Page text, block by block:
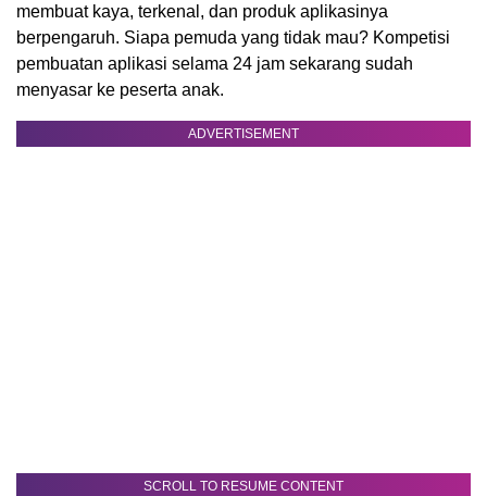
membuat kaya, terkenal, dan produk aplikasinya
berpengaruh. Siapa pemuda yang tidak mau? Kompetisi
pembuatan aplikasi selama 24 jam sekarang sudah
menyasar ke peserta anak.
ADVERTISEMENT
SCROLL TO RESUME CONTENT